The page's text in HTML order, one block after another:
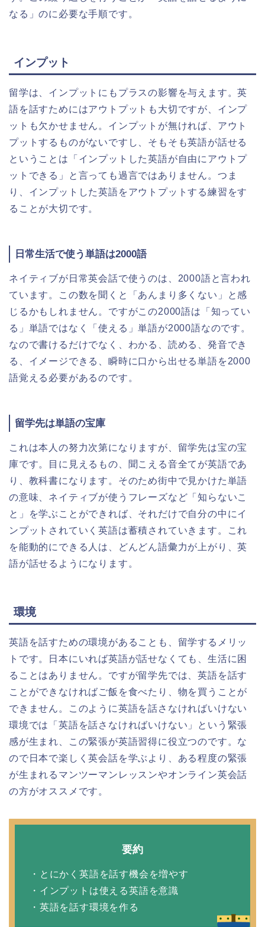
なる」のに必要な手順です。
インプット
留学は、インプットにもプラスの影響を与えます。英
語を話すためにはアウトプットも大切ですが、インプ
ットも欠かせません。インプットが無ければ、アウト
プットするものがないですし、そもそも英語が話せる
ということは「インプットした英語が自由にアウトプ
ットできる」と言っても過言ではありません。つま
り、インプットした英語をアウトプットする練習をす
ることが大切です。
日常生活で使う単語は2000語
ネイティブが日常英会話で使うのは、2000語と言われ
ています。この数を聞くと「あんまり多くない」と感
じるかもしれません。ですがこの2000語は「知ってい
る」単語ではなく「使える」単語が2000語なのです。
なので書けるだけでなく、わかる、読める、発音でき
る、イメージできる、瞬時に口から出せる単語を2000
語覚える必要があるのです。
留学先は単語の宝庫
これは本人の努力次第になりますが、留学先は宝の宝
庫です。目に見えるもの、聞こえる音全てが英語であ
り、教科書になります。そのため街中で見かけた単語
の意味、ネイティブが使うフレーズなど「知らないこ
と」を学ぶことができれば、それだけで自分の中にイ
ンプットされていく英語は蓄積されていきます。これ
を能動的にできる人は、どんどん語彙力が上がり、英
語が話せるようになります。
環境
英語を話すための環境があることも、留学するメリッ
トです。日本にいれば英語が話せなくても、生活に困
ることはありません。ですが留学先では、英語を話す
ことができなければご飯を食べたり、物を買うことが
できません。このように英語を話さなければいけない
環境では「英語を話さなければいけない」という緊張
感が生まれ、この緊張が英語習得に役立つのです。な
ので日本で楽しく英会話を学ぶより、ある程度の緊張
が生まれるマンツーマンレッスンやオンライン英会話
の方がオススメです。
要約
・とにかく英語を話す機会を増やす
・インプットは使える英語を意識
・英語を話す環境を作る